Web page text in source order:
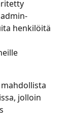
henkilöitä
jolloin